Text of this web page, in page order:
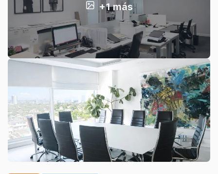
+1 más